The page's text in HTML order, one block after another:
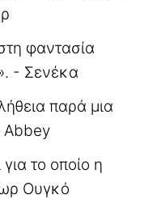
φαντασία
- Σενέκα
παρά μια
Abbey
το οποίο η
Ουγκό